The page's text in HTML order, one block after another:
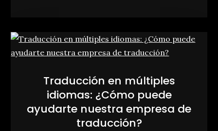
Traducción en múltiples
idiomas: ¿Cómo puede
ayudarte nuestra empresa de
traducción?